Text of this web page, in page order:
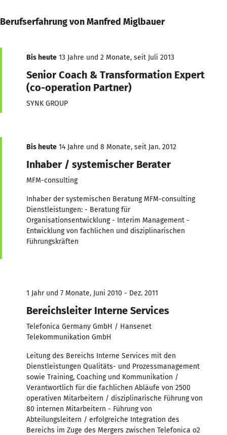
Berufserfahrung von Manfred Miglbauer
Bis heute 13 Jahre und 2 Monate, seit Juli 2013
Senior Coach & Transformation Expert
(co-operation Partner)
SYNK GROUP
Bis heute 14 Jahre und 8 Monate, seit Jan. 2012
Inhaber / systemischer Berater
MFM-consulting
Inhaber der systemischen Beratung MFM-consulting
Dienstleistungen: - Beratung für
Organisationsentwicklung - Interim Management -
Entwicklung von fachlichen und disziplinarischen
Führungskräften
1 Jahr und 7 Monate, Juni 2010 - Dez. 2011
Bereichsleiter Interne Services
Telefonica Germany GmbH / Hansenet
Telekommunikation GmbH
Leitung des Bereichs Interne Services mit den
Dienstleistungen Qualitäts- und Prozessmanagement
sowie Training, Coaching und Kommunikation /
Verantwortlich für die fachlichen Abläufe von 2500
operativen Mitarbeitern / disziplinarische Führung von
80 internen Mitarbeitern - Führung von
Abteilungsleitern / erfolgreiche Integration des
Bereichs im Zuge des Mergers zwischen Telefonica o2